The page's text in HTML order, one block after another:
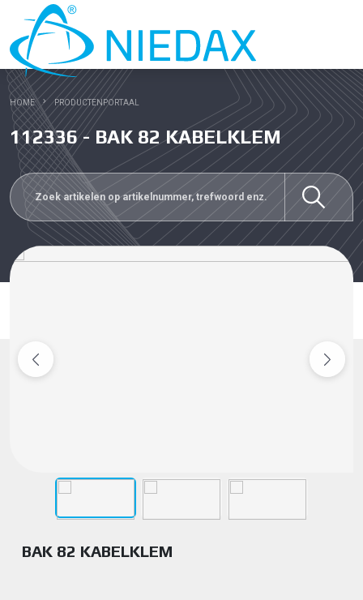
HOME PRODUCTENPORTAAL
112336 - BAK 82 KABELKLEM
BAK 82 KABELKLEM